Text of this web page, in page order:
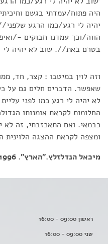
היה פתוח/עמדתי בגשם
יהיה לי רגע/כמו הרגע
הווה/וכך עמדנו חבוקים -/
בטרם באת//. שוב לא יהיה לי
וזה לוין במיטבו : קצר, חד,
שאפשר. הדברים חלים גם על
לא יהיה לי רגע כמו לפני
החלומות לקראת אומנותו
כבמאי. ואם התאכזבתי, זה לא
ומצפה לקראת ההצגה הלוינית
מיכאל הנדלזלץ."הארץ". 26.01.1996
ראשון 09:00 - 16:00
שני 09:00 - 16:00